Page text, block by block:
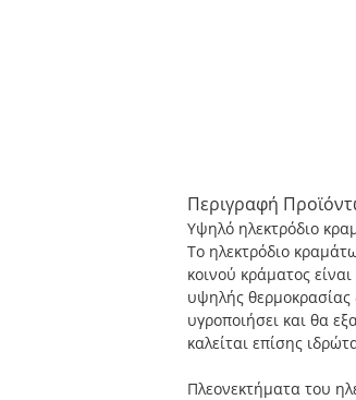
Περιγραφή
Υψηλό ηλεκτρόδιο
Το ηλεκτρόδιο
κοινού κράματος
υψηλής
υγροποιήσει και θα
καλείται επίσης
Πλεονεκτήματα του